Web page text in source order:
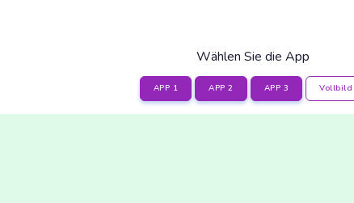
Wählen Sie die App
APP 1 APP 2 APP 3 Vollbild